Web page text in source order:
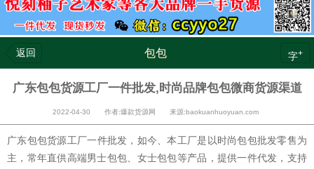
返回 包包 字+
广东包包货源工厂一件批发,时尚品牌包包微商货源渠道
2022-04-30 作者:爆款货源网 来源:baokuanhuoyuan.com
广东包包货源工厂一件批发，如今、本工厂是以时尚包包批发零售为
主，常年直供高端男士包包、女士包包等产品，提供一件代发，支持